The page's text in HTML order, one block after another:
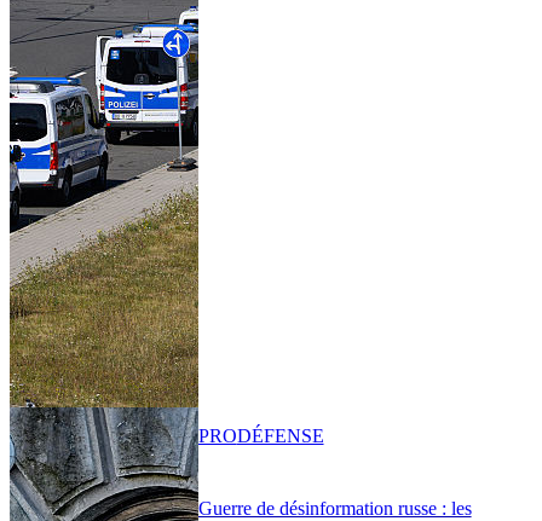
Guerre de désinformation russe : les
PRODÉFENSE